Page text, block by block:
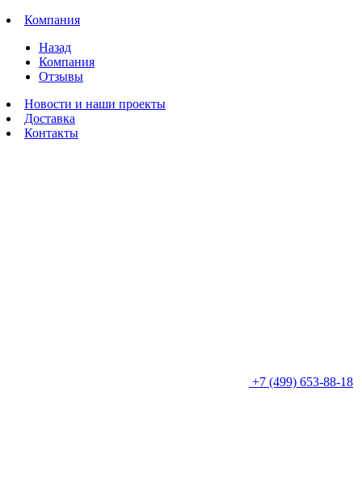
Компания
Назад
Компания
Отзывы
Новости и наши проекты
Доставка
Контакты
+7 (499) 653-88-18